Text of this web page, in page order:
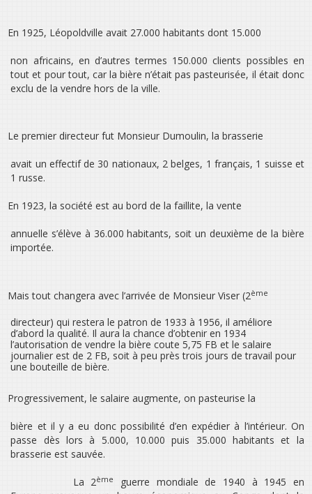
En 1925, Léopoldville avait 27.000 habitants dont 15.000
non africains, en d’autres termes 150.000 clients possibles en
tout et pour tout, car la bière n’était pas pasteurisée, il était donc
exclu de la vendre hors de la ville.
Le premier directeur fut Monsieur Dumoulin, la brasserie
avait un effectif de 30 nationaux, 2 belges, 1 français, 1 suisse et
1 russe.
En 1923, la société est au bord de la faillite, la vente
annuelle s’élève à 36.000 habitants, soit un deuxième de la bière
importée.
Mais tout changera avec l’arrivée de Monsieur Viser (2ème
directeur) qui restera le patron de 1933 à 1956, il améliore
d’abord la qualité. Il aura la chance d’obtenir en 1934
l’autorisation de vendre la bière coute 5,75 FB et le salaire
journalier est de 2 FB, soit à peu près trois jours de travail pour
une bouteille de bière.
Progressivement, le salaire augmente, on pasteurise la
bière et il y a eu donc possibilité d’en expédier à l’intérieur. On
passe dès lors à 5.000, 10.000 puis 35.000 habitants et la
brasserie est sauvée.
La 2ème
guerre mondiale de 1940 à 1945 en